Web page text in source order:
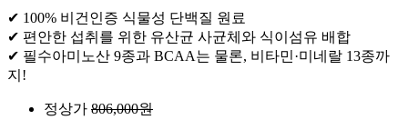
✔ 100% 비건인증 식물성 단백질 원료
✔ 편안한 섭취를 위한 유산균 사균체와 식이섬유 배합
✔ 필수아미노산 9종과 BCAA는 물론, 비타민·미네랄 13종까
지!
정상가 806,000원